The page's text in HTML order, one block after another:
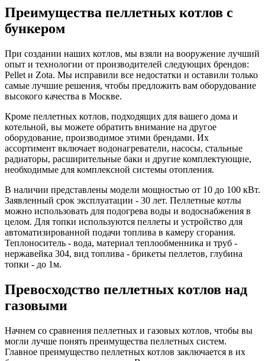
Преимущества пеллетных котлов с
бункером
При создании наших котлов, мы взяли на вооружение лучший
опыт и технологии от производителей следующих брендов:
Pellet и Zota. Мы исправили все недостатки и оставили только
самые лучшие решения, чтобы предложить вам оборудование
высокого качества в Москве.
Кроме пеллетных котлов, подходящих для вашего дома и
котельной, вы можете обратить внимание на другое
оборудование, производимое этими брендами. Их
ассортимент включает водонагреватели, насосы, стальные
радиаторы, расширительные баки и другие комплектующие,
необходимые для комплексной системы отопления.
В наличии представлены модели мощностью от 10 до 100 кВт.
Заявленный срок эксплуатации - 30 лет. Пеллетные котлы
можно использовать для подогрева воды и водоснабжения в
целом. Для топки используются пеллеты и устройство для
автоматизированной подачи топлива в камеру сгорания.
Теплоноситель - вода, материал теплообменника и труб -
нержавейка 304, вид топлива - брикеты пеллетов, глубина
топки - до 1м.
Превосходство пеллетных котлов над
газовыми
Начнем со сравнения пеллетных и газовых котлов, чтобы вы
могли лучше понять преимущества пеллетных систем.
Главное преимущество пеллетных котлов заключается в их